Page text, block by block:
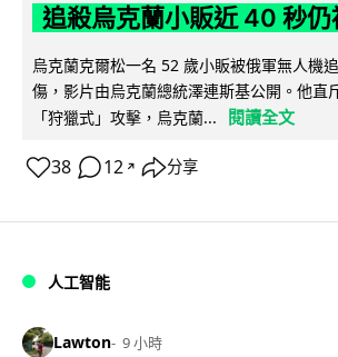
追殺烏克蘭小販近 40 秒仍
烏克蘭克爾松一名 52 歲小販被俄軍無人機
傷，影片由烏克蘭總統澤連斯基公開。他直
「狩獵式」攻擊，烏克蘭...
閱讀全文
38 12 ↗ 分享
人工智能
Lawton 9 小時